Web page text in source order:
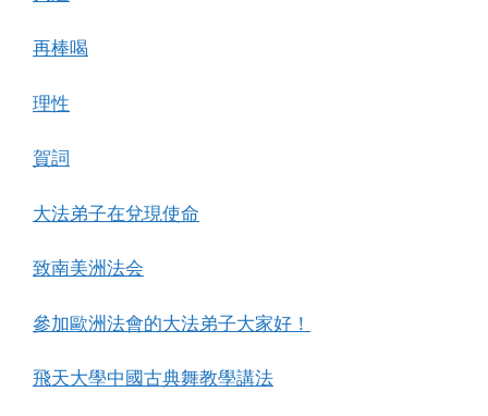
再棒喝
理性
賀詞
大法弟子在兌現使命
致南美洲法会
參加歐洲法會的大法弟子大家好！
飛天大學中國古典舞教學講法